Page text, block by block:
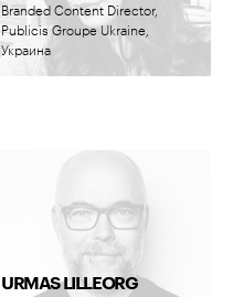
Branded Content Director,
Publicis Groupe Ukraine,
Украина
URMAS LILLEORG